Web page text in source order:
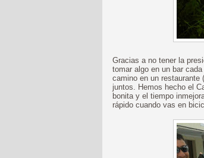
Gracias a no tener la
tomar algo en un bar
camino en un restaurante
juntos. Hemos hecho el
bonita y el tiempo
rápido cuando vas en